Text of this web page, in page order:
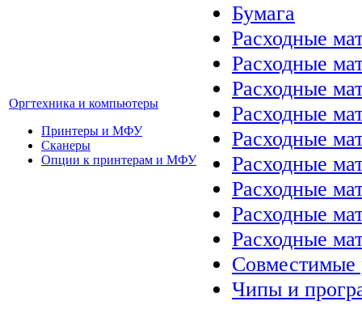
Оргтехника и компьютеры
Принтеры и МФУ
Сканеры
Опции к принтерам и МФУ
Бумага
Расходные
Расходные
Расходные
Расходные
Расходные
Расходные
Расходные
Расходные
Расходные
Совместимые
Чипы и